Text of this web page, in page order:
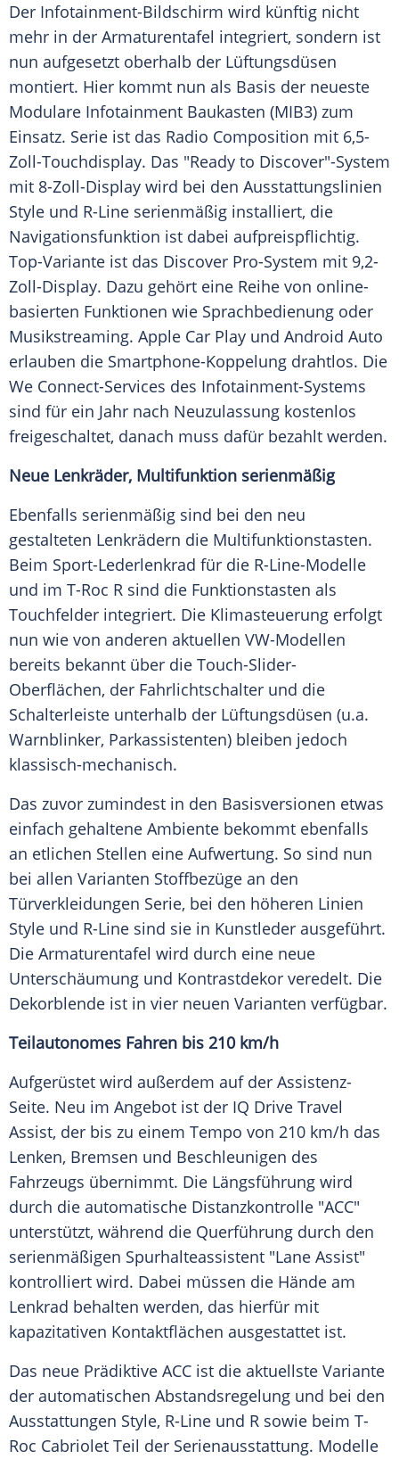
Der Infotainment-Bildschirm wird künftig nicht
mehr in der Armaturentafel integriert, sondern ist
nun aufgesetzt oberhalb der Lüftungsdüsen
montiert. Hier kommt nun als Basis der neueste
Modulare Infotainment Baukasten (MIB3) zum
Einsatz. Serie ist das Radio Composition mit 6,5-
Zoll-Touchdisplay. Das "Ready to Discover"-System
mit 8-Zoll-Display wird bei den Ausstattungslinien
Style und R-Line serienmäßig installiert, die
Navigationsfunktion ist dabei aufpreispflichtig.
Top-Variante ist das Discover Pro-System mit 9,2-
Zoll-Display. Dazu gehört eine Reihe von online-
basierten Funktionen wie Sprachbedienung oder
Musikstreaming. Apple Car Play und Android Auto
erlauben die Smartphone-Koppelung drahtlos. Die
We Connect-Services des Infotainment-Systems
sind für ein Jahr nach Neuzulassung kostenlos
freigeschaltet, danach muss dafür bezahlt werden.
Neue Lenkräder, Multifunktion serienmäßig
Ebenfalls serienmäßig sind bei den neu
gestalteten Lenkrädern die Multifunktionstasten.
Beim Sport-Lederlenkrad für die R-Line-Modelle
und im T-Roc R sind die Funktionstasten als
Touchfelder integriert. Die Klimasteuerung erfolgt
nun wie von anderen aktuellen VW-Modellen
bereits bekannt über die Touch-Slider-
Oberflächen, der Fahrlichtschalter und die
Schalterleiste unterhalb der Lüftungsdüsen (u.a.
Warnblinker, Parkassistenten) bleiben jedoch
klassisch-mechanisch.
Das zuvor zumindest in den Basisversionen etwas
einfach gehaltene Ambiente bekommt ebenfalls
an etlichen Stellen eine Aufwertung. So sind nun
bei allen Varianten Stoffbezüge an den
Türverkleidungen Serie, bei den höheren Linien
Style und R-Line sind sie in Kunstleder ausgeführt.
Die Armaturentafel wird durch eine neue
Unterschäumung und Kontrastdekor veredelt. Die
Dekorblende ist in vier neuen Varianten verfügbar.
Teilautonomes Fahren bis 210 km/h
Aufgerüstet wird außerdem auf der Assistenz-
Seite. Neu im Angebot ist der IQ Drive Travel
Assist, der bis zu einem Tempo von 210 km/h das
Lenken, Bremsen und Beschleunigen des
Fahrzeugs übernimmt. Die Längsführung wird
durch die automatische Distanzkontrolle "ACC"
unterstützt, während die Querführung durch den
serienmäßigen Spurhalteassistent "Lane Assist"
kontrolliert wird. Dabei müssen die Hände am
Lenkrad behalten werden, das hierfür mit
kapazitativen Kontaktflächen ausgestattet ist.
Das neue Prädiktive ACC ist die aktuellste Variante
der automatischen Abstandsregelung und bei den
Ausstattungen Style, R-Line und R sowie beim T-
Roc Cabriolet Teil der Serienausstattung. Modelle